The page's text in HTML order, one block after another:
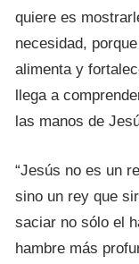
quiere es
necesidad,
alimenta y
llega a
las manos de
“Jesús no es un
sino un rey que
saciar no sólo el
hambre más